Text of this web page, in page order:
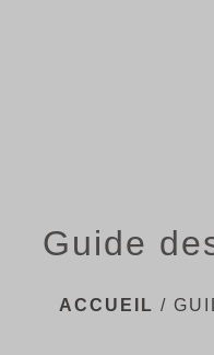
Guide
ACCUEIL /